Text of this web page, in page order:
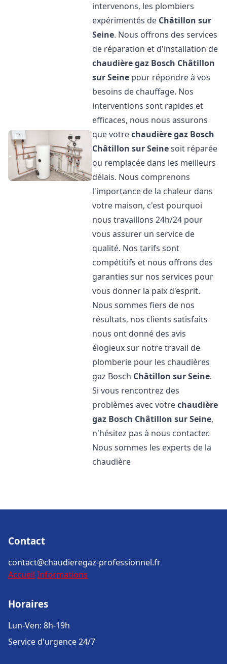
intervenons, les plombiers
expérimentés de Châtillon sur
Seine. Nous offrons des services
de réparation et d'installation de
chaudière gaz Bosch Châtillon
sur Seine pour répondre à vos
besoins de chauffage. Nos
interventions sont rapides et
efficaces, nous nous assurons
que votrechaudière gaz Bosch
Châtillon sur Seinesoit réparée
ou remplacée dans les meilleurs
délais. Nous comprenons
l'importance de la chaleur dans
votre maison, c'est pourquoi
nous travaillons 24h/24 pour
vous assurer un service de
qualité. Nos tarifs sont
compétitifs et nous offrons des
garanties sur nos services pour
vous donner la paix d'esprit.
Nous sommes fiers de nos
résultats, nos clients satisfaits
nous ont donné des avis
élogieux sur notre travail de
plomberie pour les chaudières
gaz Bosch Châtillon sur Seine.
Si vous rencontrez des
problèmes avec votrechaudière
gaz Bosch Châtillon sur Seine,
n'hésitez pas à nous contacter.
Nous sommes les experts de la
chaudière
Contact
contact@chaudieregaz-professionnel.fr
Accueil Informations
Horaires
Lun-Ven: 8h-19h
Service d'urgence 24/7